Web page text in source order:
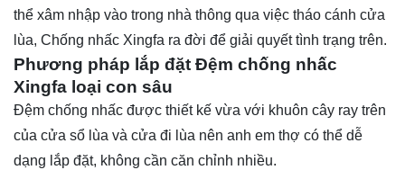
thể xâm nhập vào trong nhà thông qua việc tháo cánh cửa
lùa, Chống nhấc Xingfa ra đời để giải quyết tình trạng trên.
Phương pháp lắp đặt Đệm chống nhấc
Xingfa loại con sâu
Đệm chống nhấc được thiết kế vừa với khuôn cây ray trên
của cửa sổ lùa và cửa đi lùa nên anh em thợ có thể dễ
dạng lắp đặt, không cần căn chỉnh nhiều.